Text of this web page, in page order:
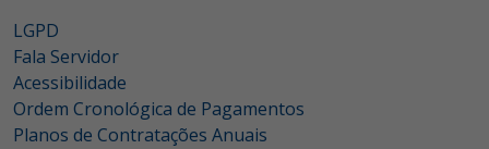
LGPD
Fala Servidor
Acessibilidade
Ordem Cronológica de Pagamentos
Planos de Contratações Anuais